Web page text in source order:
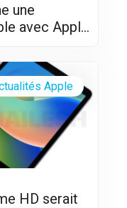
une
avec Apple
HD serait
Apple